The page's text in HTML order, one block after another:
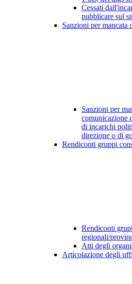
Cessati
pubblicare sul
Sanzioni per mancata
Sanzioni per
comunicazione
di incarichi
direzione o di
Rendiconti gruppi
Rendiconti
regionali/
Atti degli
Articolazione degli